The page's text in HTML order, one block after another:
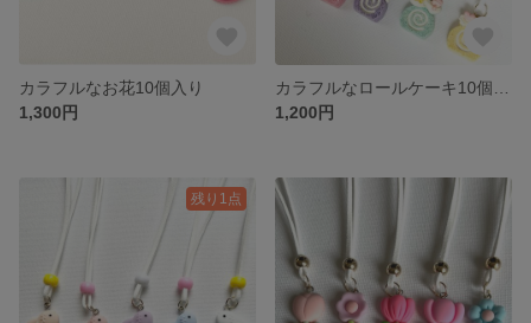
カラフルなお花10個入り
1,300円
1,200円
残り1点